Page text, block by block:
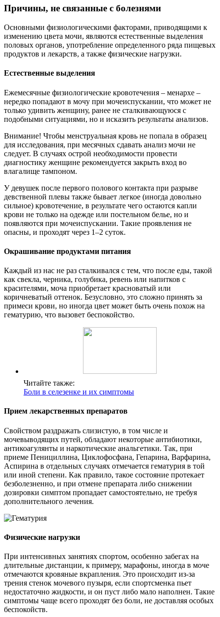
Причины, не связанные с болезнями
Основными физиологическими факторами, приводящими к
изменению цвета мочи, являются естественные выделения
половых органов, употребление определенного ряда пищевых
продуктов и лекарств, а также физические нагрузки.
Естественные выделения
Ежемесячные физиологические кровотечения – менархе –
нередко попадают в мочу при мочеиспускании, что может не
только удивить женщину, ранее не сталкивающуюся с
подобными ситуациями, но и исказить результаты анализов.
Внимание! Чтобы менструальная кровь не попала в образец
для исследования, при месячных сдавать анализ мочи не
следует. В случаях острой необходимости провести
диагностику женщине рекомендуется закрыть вход во
влагалище тампоном.
У девушек после первого полового контакта при разрыве
девственной плевы также бывает легкое (иногда довольно
сильное) кровотечение, в результате чего остаются капли
крови не только на одежде или постельном белье, но и
появляются при мочеиспускании. Такие проявления не
опасны, и проходят через 1–2 суток.
Окрашивание продуктами питания
Каждый из нас не раз сталкивался с тем, что после еды, такой
как свекла, черника, голубика, ревень или напитков с
красителями, моча приобретает красноватый или
коричневатый оттенок. Безусловно, это сложно принять за
примеси крови, но иногда цвет может быть очень похож на
гематурию, что вызовет беспокойство.
Читайте также:
Боли в селезенке и их симптомы
Прием лекарственных препаратов
Свойством раздражать слизистую, в том числе и
мочевыводящих путей, обладают некоторые антибиотики,
антикоагулянты и наркотические анальгетики. Так, при
приеме Пенициллина, Циклофосфана, Гепарина, Варфарина,
Аспирина в отдельных случаях отмечается гематурия в той
или иной степени. Как правило, такое состояние протекает
безболезненно, и при отмене препарата либо снижении
дозировки симптом пропадает самостоятельно, не требуя
дополнительного лечения.
Физические нагрузки
При интенсивных занятиях спортом, особенно забегах на
длительные дистанции, к примеру, марафоны, иногда в моче
отмечаются кровяные вкрапления. Это происходит из-за
трения стенок мочевого пузыря, если спортсменка пьет
недостаточно жидкости, и он пуст либо мало наполнен. Такие
симптомы чаще всего проходят без боли, не доставляя особых
беспокойств.